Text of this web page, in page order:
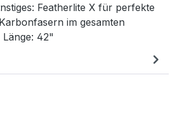
Featherlite X für perfekte
im gesamten
Länge: 42"